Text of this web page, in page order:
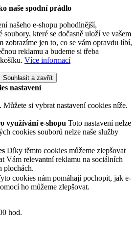
naše spodní prádlo
našeho e-shopu pohodlnější,
soubory, které se dočasně uloží ve vašem
zobrazíme jen to, co se vám opravdu líbí,
reklamu a budeme si třeba
Více informací
Souhlasit a zavřít
nastavení
Můžete si vybrat nastavení cookies níže.
využívání e-shopu Toto nastavení nelze
cookies souborů nelze naše služby
Díky těmto cookies můžeme zlepšovat
Vám relevantní reklamu na sociálních
plochách.
cookies nám pomáhají pochopit, jak e-
ho můžeme zlepšovat.
hod.